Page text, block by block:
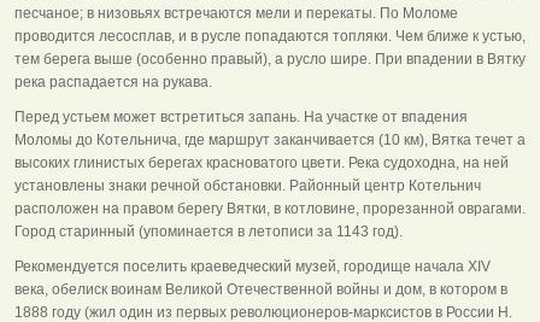
песчаное; в низовьях встречаются мели и перекаты. По Моломе
проводится лесосплав, и в русле попадаются топляки. Чем ближе к устью,
тем берега выше (особенно правый), а русло шире. При впадении в Вятку
река распадается на рукава.
Перед устьем может встретиться запань. На участке от впадения
Моломы до Котельнича, где маршрут заканчивается (10 км), Вятка течет а
высоких глинистых берегах красноватого цвети. Река судоходна, на ней
установлены знаки речной обстановки. Районный центр Котельнич
расположен на правом берегу Вятки, в котловине, прорезанной оврагами.
Город старинный (упоминается в летописи за 1143 год).
Рекомендуется поселить краеведческий музей, городище начала XIV
века, обелиск воинам Великой Отечественной войны и дом, в котором в
1888 году (жил один из первых революционеров-марксистов в России Н.